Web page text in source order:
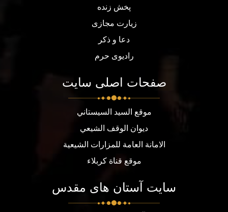
پخش زنده
زیارت مجازی
دعا و ذکر
رادیوی حرم
صفحات اصلی سایت
موقع السيد السيستاني
ديوان الوقف الشيعي
الامانة العامة للمزارات الشيعية
موقع قناة كربلاء
سایت آستان های مقدس